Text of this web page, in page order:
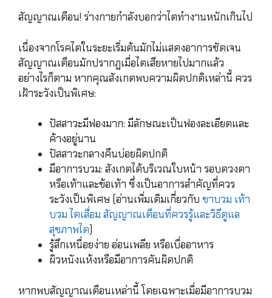
สัญญาณเตือน! ร่างกายกำลังบอกว่าไตทำงานหนักเกินไป
เนื่องจากโรคไตในระยะเริ่มต้นมักไม่แสดงอาการชัดเจน
สัญญาณเตือนมักปรากฏเมื่อไตเสียหายไปมากแล้ว
อย่างไรก็ตาม หากคุณสังเกตพบความผิดปกติเหล่านี้ ควร
เฝ้าระวังเป็นพิเศษ:
ปัสสาวะมีฟองมาก: มีลักษณะเป็นฟองละเอียดและ
ค้างอยู่นาน
ปัสสาวะกลางคืนบ่อยผิดปกติ
มีอาการบวม: สังเกตได้บริเวณใบหน้า รอบดวงตา
หรือเท้าและข้อเท้า ซึ่งเป็นอาการสำคัญที่ควร
ระวังเป็นพิเศษ (อ่านเพิ่มเติมเกี่ยวกับ ขาบวม เท้า
บวม ไตเสื่อม สัญญาณเตือนที่ควรรู้และวิธีดูแล
สุขภาพไต)
รู้สึกเหนื่อยง่าย อ่อนเพลีย หรือเบื่ออาหาร
ผิวหนังแห้งหรือมีอาการคันผิดปกติ
หากพบสัญญาณเตือนเหล่านี้ โดยเฉพาะเมื่อมีอาการบวม